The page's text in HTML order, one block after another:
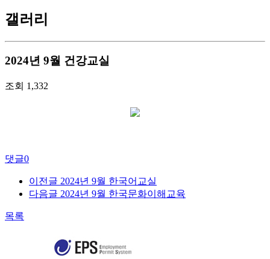
갤러리
2024년 9월 건강교실
조회 1,332
댓글0
이전글 2024년 9월 한국어교실
다음글 2024년 9월 한국문화이해교육
목록